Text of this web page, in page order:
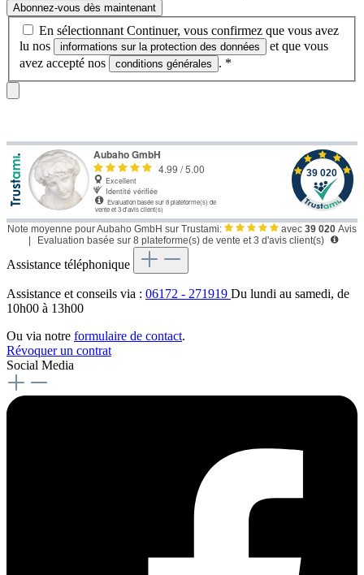
Abonnez-vous dès maintenant
En sélectionnant Continuer, vous confirmez que vous avez
lu nos
informations sur la protection des données
et que vous
avez accepté nos
conditions générales . *
Note moyenne pour Aubaho GmbH sur Trustami: avec 39 020 Avis
Evaluation basée sur 8 plateforme(s) de vente et 3 d'avis client(s)
Assistance téléphonique
Assistance et conseils via : 06172 - 271919 Du lundi au samedi, de
10h00 à 13h00
Ou via notre formulaire de contact.
Révoquer un contrat
Social Media